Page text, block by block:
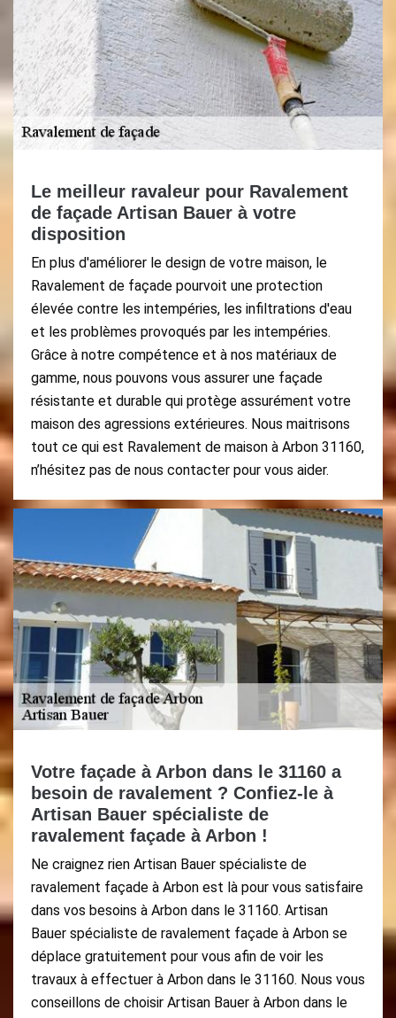
Le meilleur ravaleur pour Ravalement
de façade Artisan Bauer à votre
disposition
En plus d'améliorer le design de votre maison, le
Ravalement de façade pourvoit une protection
élevée contre les intempéries, les infiltrations d'eau
et les problèmes provoqués par les intempéries.
Grâce à notre compétence et à nos matériaux de
gamme, nous pouvons vous assurer une façade
résistante et durable qui protège assurément votre
maison des agressions extérieures. Nous maitrisons
tout ce qui est Ravalement de maison à Arbon 31160,
n’hésitez pas de nous contacter pour vous aider.
Votre façade à Arbon dans le 31160 a
besoin de ravalement ? Confiez-le à
Artisan Bauer spécialiste de
ravalement façade à Arbon !
Ne craignez rien Artisan Bauer spécialiste de
ravalement façade à Arbon est là pour vous satisfaire
dans vos besoins à Arbon dans le 31160. Artisan
Bauer spécialiste de ravalement façade à Arbon se
déplace gratuitement pour vous afin de voir les
travaux à effectuer à Arbon dans le 31160. Nous vous
conseillons de choisir Artisan Bauer à Arbon dans le